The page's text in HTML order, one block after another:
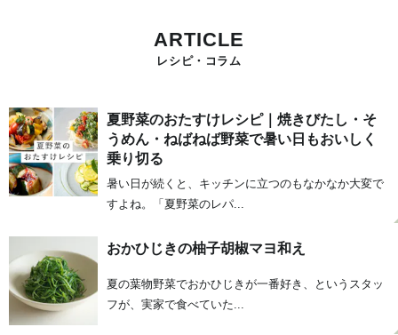
ARTICLE
レシピ・コラム
夏野菜のおたすけレシピ｜焼きびたし・そ
うめん・ねばねば野菜で暑い日もおいしく
乗り切る
暑い日が続くと、キッチンに立つのもなかなか大変で
すよね。「夏野菜のレパ...
おかひじきの柚子胡椒マヨ和え
夏の葉物野菜でおかひじきが一番好き、というスタッ
フが、実家で食べていた...